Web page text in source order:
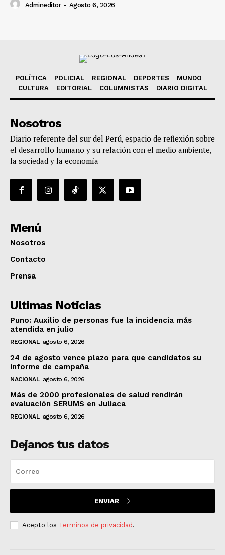
Admineditor - Agosto 6, 2026
POLÍTICA POLICIAL REGIONAL DEPORTES
MUNDO
CULTURA
EDITORIAL COLUMNISTAS DIARIO DIGITAL
Nosotros
Diario referente del sur del Perú, espacio de reflexión sobre
el desarrollo humano y su relación con el medio ambiente,
la sociedad y la economía
Menú
Nosotros
Contacto
Prensa
Ultimas Noticias
Puno: Auxilio de personas fue la incidencia más
atendida en julio
REGIONAL agosto 6, 2026
24 de agosto vence plazo para que candidatos su
informe de campaña
NACIONAL agosto 6, 2026
Más de 2000 profesionales de salud rendirán
evaluación SERUMS en Juliaca
REGIONAL agosto 6, 2026
Dejanos tus datos
ENVIAR
Acepto los Terminos de privacidad.